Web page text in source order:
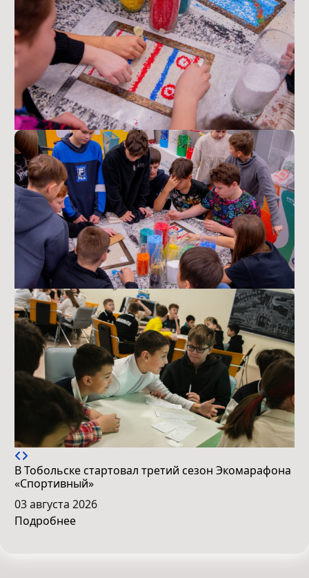
В Тобольске стартовал третий сезон Экомарафона
«Спортивный»
03 августа 2026
Подробнее